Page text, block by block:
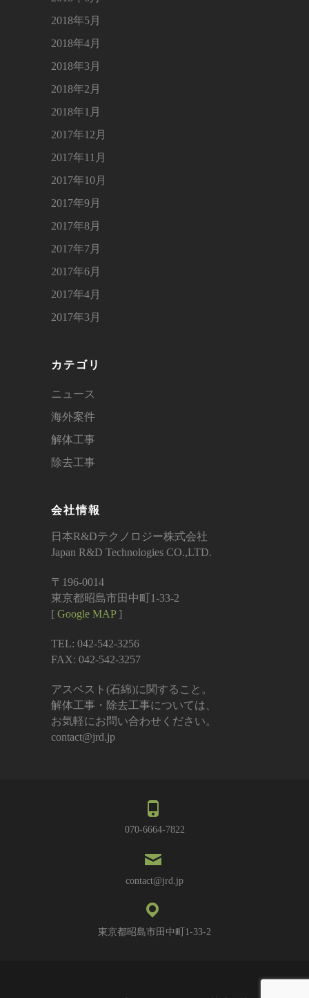
2018年5月
2018年4月
2018年3月
2018年2月
2018年1月
2017年12月
2017年11月
2017年10月
2017年9月
2017年8月
2017年7月
2017年6月
2017年4月
2017年3月
カテゴリ
ニュース
海外案件
解体工事
除去工事
会社情報
日本R&Dテクノロジー株式会社
Japan R&D Technologies CO.,LTD.
〒196-0014
東京都昭島市田中町1-33-2
[ Google MAP]
TEL: 042-542-3256
FAX: 042-542-3257
アスベスト(石綿)に関すること。
解体工事・除去工事については、
お気軽にお問い合わせください。
contact@jrd.jp
070-6664-7822
contact@jrd.jp
東京都昭島市田中町1-33-2